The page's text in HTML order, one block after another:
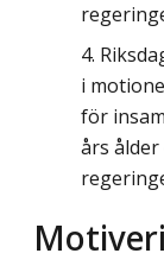
i
för
års